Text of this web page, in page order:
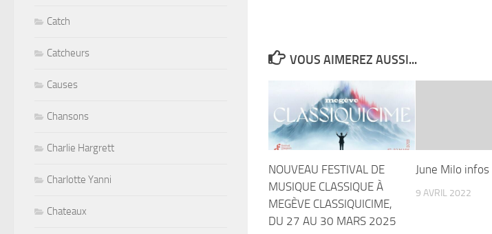
VOUS AIMEREZ AUSSI...
NOUVEAU FESTIVAL DE
MUSIQUE CLASSIQUE À
MEGÈVE CLASSIQUICIME,
DU 27 AU 30 MARS 2025
June Milo infos
9 AVRIL 2022
Catch
Catcheurs
Causes
Chansons
Charlie Hargrett
Charlotte Yanni
Chateaux